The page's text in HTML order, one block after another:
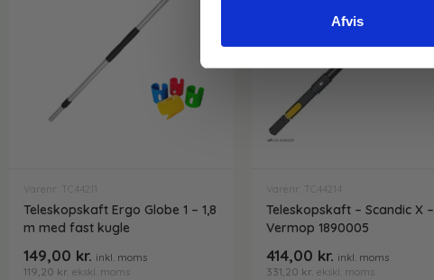
Afvis
Varenr: TC44211
Teleskopskaft Ergo Globe 1 – 1,8
m med fast kugle
149,00 kr. inkl. moms
119,20 kr. ekskl. moms
Varenr: TC44214
Teleskopskaft – Scandic X –
Vermop 1890005
414,00 kr. inkl. moms
331,20 kr. ekskl. moms